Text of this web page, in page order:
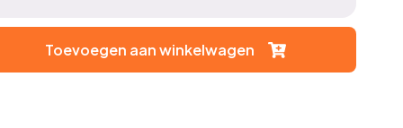
Toevoegen aan winkelwagen